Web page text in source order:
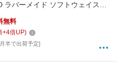
ラバーメイド ソフトウェイスト
（ベージュ） ＜
無料
+4倍UP)
半で出荷予定]